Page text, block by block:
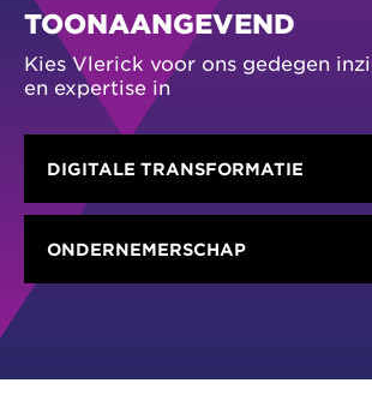
TOONAANGEVEND
Kies Vlerick voor ons gedegen
en expertise in
DIGITALE TRANSFORMATIE
ONDERNEMERSCHAP